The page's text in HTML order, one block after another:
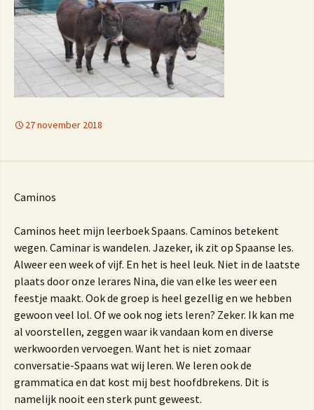
27 november 2018
Caminos
Caminos heet mijn leerboek Spaans. Caminos betekent
wegen. Caminar is wandelen. Jazeker, ik zit op Spaanse les.
Alweer een week of vijf. En het is heel leuk. Niet in de laatste
plaats door onze lerares Nina, die van elke les weer een
feestje maakt. Ook de groep is heel gezellig en we hebben
gewoon veel lol. Of we ook nog iets leren? Zeker. Ik kan me
al voorstellen, zeggen waar ik vandaan kom en diverse
werkwoorden vervoegen. Want het is niet zomaar
conversatie-Spaans wat wij leren. We leren ook de
grammatica en dat kost mij best hoofdbrekens. Dit is
namelijk nooit een sterk punt geweest.